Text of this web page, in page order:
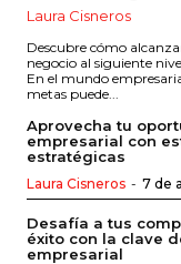
Laura Cisneros
Descubre cómo
negocio al siguiente
En el mundo
metas puede...
Aprovecha tu
empresarial con
estratégicas
Laura Cisneros - 7 de
Desafía a tus
éxito con la clave
empresarial